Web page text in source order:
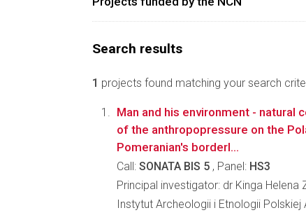
Search results
1 projects found matching your search
Man and his environment - natural
of the anthropopressure on the
Pomeranian's borderl...
Call: SONATA BIS 5 , Panel: HS3
Principal investigator: dr Kinga
Instytut Archeologii i Etnologii Polskiej